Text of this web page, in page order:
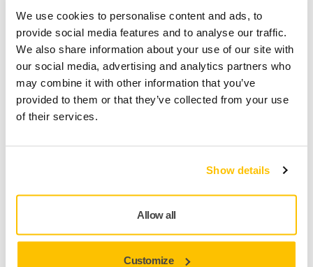
We use cookies to personalise content and ads, to
provide social media features and to analyse our traffic.
We also share information about your use of our site with
our social media, advertising and analytics partners who
may combine it with other information that you’ve
provided to them or that they’ve collected from your use
of their services.
Show details
Allow all
Customize
Fri frakt över 49.90€ inkl.moms
Säker kortbetalning
Uppföljning av försändelse
Gör en retur enkelt på www.mirka.com/sv-
fi/support/returnera-en-vara/
Nedladdningar
Praktisk väggdispenser Mirka Paint Cup System (PCS) för alla